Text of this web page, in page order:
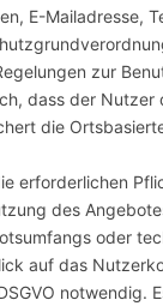
E-Mailadresse,
zur
dass der
die
erforderlichen
des
oder
auf das
notwendig.